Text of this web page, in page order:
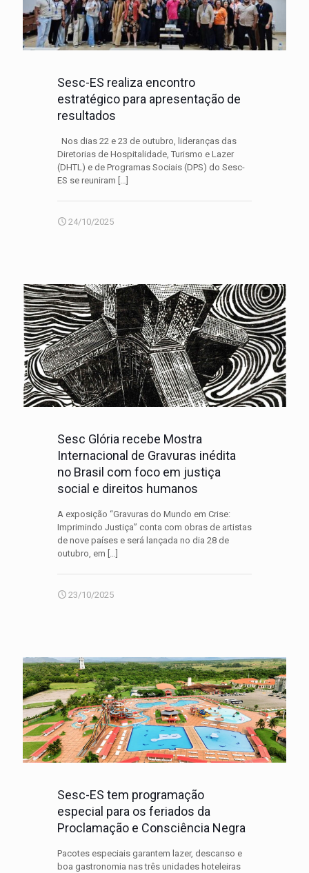
Sesc-ES realiza encontro
estratégico para apresentação de
resultados
Nos dias 22 e 23 de outubro, lideranças das
Diretorias de Hospitalidade, Turismo e Lazer
(DHTL) e de Programas Sociais (DPS) do Sesc-
ES se reuniram
24/10/2025
Sesc Glória recebe Mostra
Internacional de Gravuras inédita
no Brasil com foco em justiça
social e direitos humanos
A exposição “Gravuras do Mundo em Crise:
Imprimindo Justiça” conta com obras de artistas
de nove países e será lançada no dia 28 de
outubro, em
23/10/2025
Sesc-ES tem programação
especial para os feriados da
Proclamação e Consciência Negra
Pacotes especiais garantem lazer, descanso e
boa gastronomia nas três unidades hoteleiras